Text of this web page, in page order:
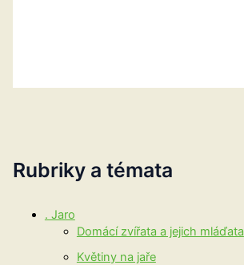
Rubriky a témata
. Jaro
Domácí zvířata a jejich mláďata
Květiny na jaře